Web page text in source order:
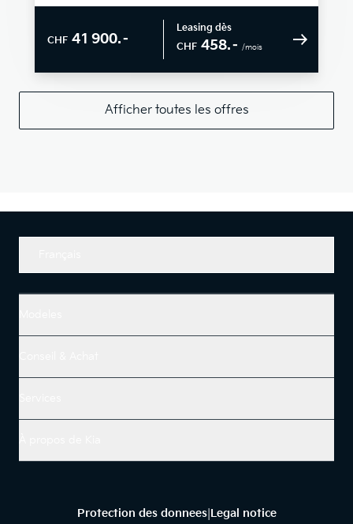
CHF 41 900.–
Leasing dès
CHF 458.– /mois
Afficher toutes les offres
Protection des donnees| Legal notice